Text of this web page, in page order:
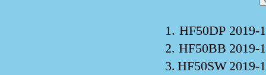
1. HF50DP 2019-
2. HF50BB 2019-
3. HF50SW 2019-